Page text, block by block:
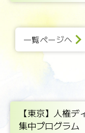
一覧ページへ
【東京】人権
集中プログラム